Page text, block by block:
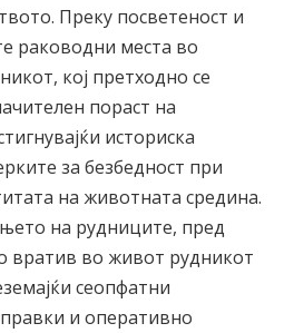
Преку посветеност и
раководни места во
кој претходно се
пораст на
историска
за безбедност при
на животната средина.
на рудниците, пред
вратив во живот рудникот
сеопфатни
и оперативно